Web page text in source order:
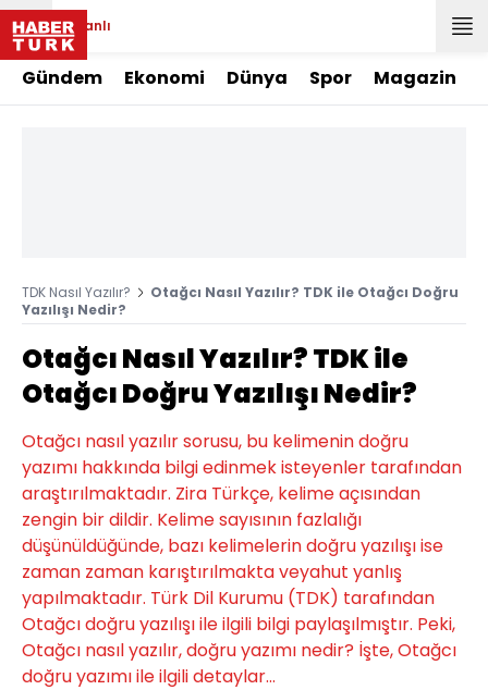
Canlı
Gündem Ekonomi Dünya Spor Magazin
TDK Nasıl Yazılır?
Otağcı Nasıl Yazılır? TDK ile Otağcı Doğru
Yazılışı Nedir?
Otağcı Nasıl Yazılır? TDK ile
Otağcı Doğru Yazılışı Nedir?
Otağcı nasıl yazılır sorusu, bu kelimenin doğru
yazımı hakkında bilgi edinmek isteyenler tarafından
araştırılmaktadır. Zira Türkçe, kelime açısından
zengin bir dildir. Kelime sayısının fazlalığı
düşünüldüğünde, bazı kelimelerin doğru yazılışı ise
zaman zaman karıştırılmakta veyahut yanlış
yapılmaktadır. Türk Dil Kurumu (TDK) tarafından
Otağcı doğru yazılışı ile ilgili bilgi paylaşılmıştır. Peki,
Otağcı nasıl yazılır, doğru yazımı nedir? İşte, Otağcı
doğru yazımı ile ilgili detaylar...